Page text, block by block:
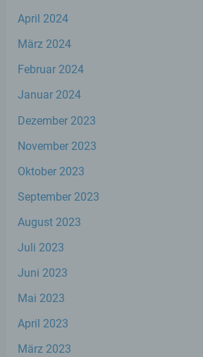
April 2024
März 2024
Februar 2024
Januar 2024
Dezember 2023
November 2023
Oktober 2023
September 2023
August 2023
Juli 2023
Juni 2023
Mai 2023
April 2023
März 2023
d) Einschränkung der
Einschränkung der
personenbezogener Daten
Profiling ist jede Art der
die darin besteht, dass diese
werden, um bestimmte
wirtschaftlicher Lage,
zu analysieren oder